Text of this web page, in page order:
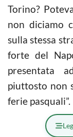
Torino?
non diciamo
sulla stessa
forte del
presentata
piuttosto non
ferie pasquali”.